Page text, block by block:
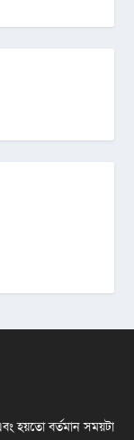
হয়তো বর্তমান সময়টা